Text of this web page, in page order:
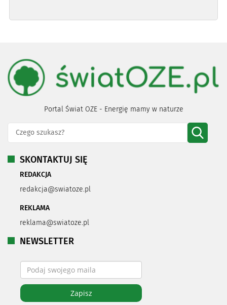
Portal Świat OZE - Energię mamy w naturze
SKONTAKTUJ SIĘ
REDAKCJA
redakcja@swiatoze.pl
REKLAMA
reklama@swiatoze.pl
NEWSLETTER